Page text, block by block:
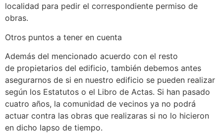
localidad para pedir el correspondiente permiso de
obras.
Otros puntos a tener en cuenta
Además del mencionado acuerdo con el resto
de propietarios del edificio, también debemos antes
asegurarnos de si en nuestro edificio se pueden realizar
según los Estatutos o el Libro de Actas. Si han pasado
cuatro años, la comunidad de vecinos ya no podrá
actuar contra las obras que realizaras si no lo hicieron
en dicho lapso de tiempo.